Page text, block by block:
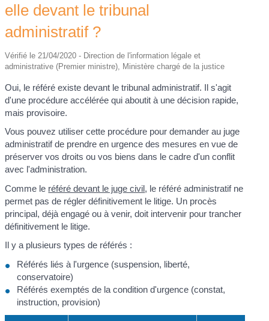
elle devant le tribunal
administratif ?
Vérifié le 21/04/2020 - Direction de l'information légale et
administrative (Premier ministre), Ministère chargé de la justice
Oui, le référé existe devant le tribunal administratif. Il s'agit
d'une procédure accélérée qui aboutit à une décision rapide,
mais provisoire.
Vous pouvez utiliser cette procédure pour demander au juge
administratif de prendre en urgence des mesures en vue de
préserver vos droits ou vos biens dans le cadre d'un conflit
avec l'administration.
Comme le référé devant le juge civil, le référé administratif ne
permet pas de régler définitivement le litige. Un procès
principal, déjà engagé ou à venir, doit intervenir pour trancher
définitivement le litige.
Il y a plusieurs types de référés :
Référés liés à l'urgence (suspension, liberté,
conservatoire)
Référés exemptés de la condition d'urgence (constat,
instruction, provision)